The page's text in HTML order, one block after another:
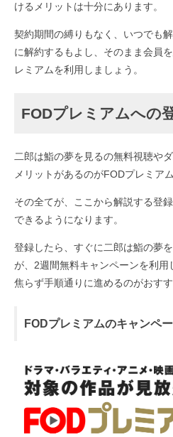
けるメリットは十分にあります。
契約期間の縛りもなく、いつでも
に解約するもよし、そのまま会員
レミアムを利用しましょう。
FODプレミアムへの
二郎は鮨の夢を見るの無料視聴や
メリットがあるのがFODプレミアム
その全てが、ここから解説する登
できるようになります。
登録したら、すぐに二郎は鮨の夢
が、2週間無料キャンペーンを利用
焦らず手順通りに進めるのがおすす
FODプレミアムのキャンペ